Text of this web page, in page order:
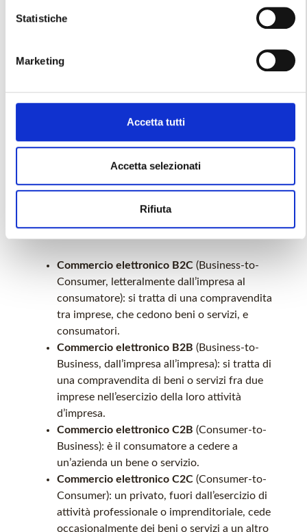
Statistiche
Marketing
Accetta tutti
Accetta selezionati
Rifiuta
tutt’altro che semplice, essendo influenzata da una
Legislativo 70/2003, che recepisce la Direttiva
Legislativo 206/2005, che stabilisce il Codice del
importanti disposizioni del Codice Civile.
in base ai soggetti coinvolti nella
transazione, introducendo ulteriori livelli di
regolamentazione a seconda delle circostanze.
Infatti, si distingue:
Commercio elettronico B2C(Business-to-
Consumer, letteralmente dall’impresa al
consumatore): si tratta di una compravendita
tra imprese, che cedono beni o servizi, e
consumatori.
Commercio elettronico B2B (Business-to-
Business, dall’impresa all’impresa): si tratta di
una compravendita di beni o servizi fra due
imprese nell’esercizio della loro attività
d’impresa.
Commercio elettronico C2B (Consumer-to-
Business): è il consumatore a cedere a
un’azienda un bene o servizio.
Commercio elettronico C2C(Consumer-to-
Consumer): un privato, fuori dall’esercizio di
attività professionale o imprenditoriale, cede
occasionalmente dei beni o servizi a un altro